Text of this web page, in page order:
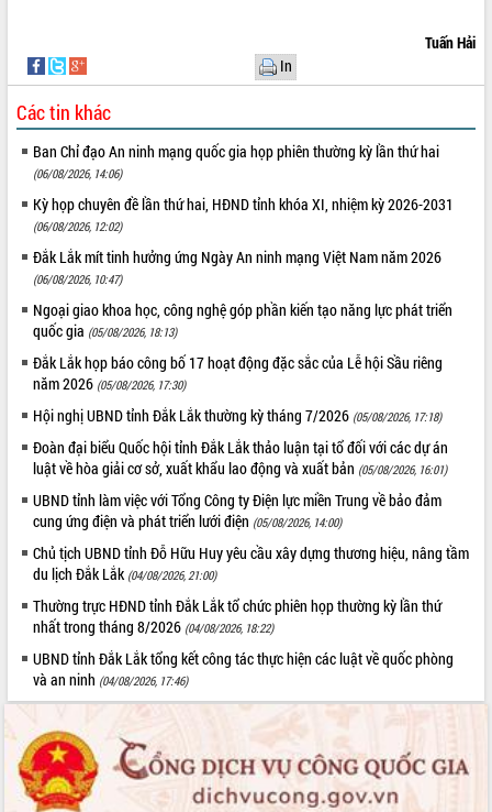
xuất khẩu sầu riêng và triển khai quy
định EUDR
Thứ trưởng Bộ Nông nghiệp và Môi
trường Nguyễn Hoàng Hiệp khảo sát
vùng trồng và doanh nghiệp đóng gói
sầu riêng tại Đắk Lắk
Trình diễn nghệ thuật chế biến các
món ăn từ sầu riêng
Đắk Lắk công bố Quy hoạch và xúc
tiến đầu tư tỉnh
Ngành cá ngừ Đắk Lắk chủ động thích
ứng để giữ vững thị trường xuất khẩu
Diễn đàn Kinh tế tư nhân Việt Nam đột
phá cơ chế - Hợp tác công tư
cải cách hành chính tỉnh Đắk Lắk
Kết nối tour, đẩy mạnh chuyển đổi số
để phát triển du lịch Đắk Lắk
Khởi động Dự án Đầu tư xây dựng hạ
tầng kỹ thuật Cụm công nghiệp Tân
Tiến
Gặp mặt các cơ quan báo chí nhân Kỷ
niệm 101 năm Ngày Báo chí Cách
mạng Việt Nam
hiện Đề án 06 của Chính phủ
Họp báo thông tin về Hội nghị Công bố
Quy hoạch và Xúc tiến đầu tư tỉnh Đắk
Lắk
Khơi thông điểm nghẽn, đẩy nhanh
giải ngân vốn khắc phục thiên tai
THỐNG KÊ TRUY CẬP
Hôm nay: 28441
66004583
Tuấn Hải
In
Các tin khác
Ban Chỉ đạo An ninh mạng quốc gia họp phiên thường kỳ lần thứ hai
(06/08/2026, 14:06)
Kỳ họp chuyên đề lần thứ hai, HĐND tỉnh khóa XI, nhiệm kỳ 2026-2031
(06/08/2026, 12:02)
Đắk Lắk mít tinh hưởng ứng Ngày An ninh mạng Việt Nam năm 2026
(06/08/2026, 10:47)
Ngoại giao khoa học, công nghệ góp phần kiến tạo năng lực phát triển
quốc gia (05/08/2026, 18:13)
Đắk Lắk họp báo công bố 17 hoạt động đặc sắc của Lễ hội Sầu riêng
năm 2026 (05/08/2026, 17:30)
Hội nghị UBND tỉnh Đắk Lắk thường kỳ tháng 7/2026 (05/08/2026, 17:18)
Đoàn đại biểu Quốc hội tỉnh Đắk Lắk thảo luận tại tổ đối với các dự án
luật về hòa giải cơ sở, xuất khẩu lao động và xuất bản (05/08/2026, 16:01)
UBND tỉnh làm việc với Tổng Công ty Điện lực miền Trung về bảo đảm
cung ứng điện và phát triển lưới điện (05/08/2026, 14:00)
Chủ tịch UBND tỉnh Đỗ Hữu Huy yêu cầu xây dựng thương hiệu, nâng tầm
du lịch Đắk Lắk (04/08/2026, 21:00)
Thường trực HĐND tỉnh Đắk Lắk tổ chức phiên họp thường kỳ lần thứ
nhất trong tháng 8/2026 (04/08/2026, 18:22)
UBND tỉnh Đắk Lắk tổng kết công tác thực hiện các luật về quốc phòng
và an ninh (04/08/2026, 17:46)